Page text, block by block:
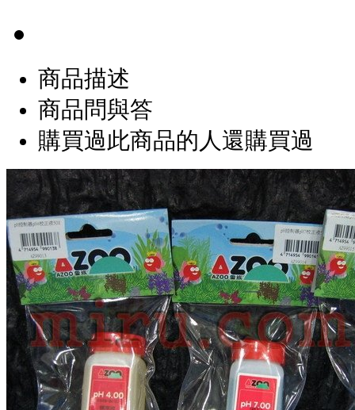
商品描述
商品問與答
購買過此商品的人還購買過